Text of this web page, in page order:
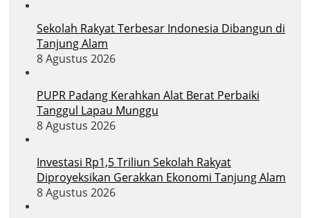
Sekolah Rakyat Terbesar Indonesia Dibangun di
Tanjung Alam
8 Agustus 2026
PUPR Padang Kerahkan Alat Berat Perbaiki
Tanggul Lapau Munggu
8 Agustus 2026
Investasi Rp1,5 Triliun Sekolah Rakyat
Diproyeksikan Gerakkan Ekonomi Tanjung Alam
8 Agustus 2026